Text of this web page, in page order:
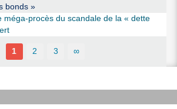
bonds »
méga-procès du scandale de la « dette
1 2 3 ∞